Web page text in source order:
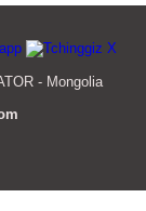
- Mongolia